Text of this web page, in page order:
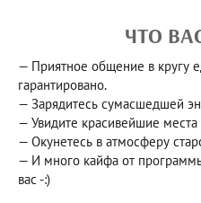
ЧТО
— Приятное общение в кругу
гарантировано.
— Зарядитесь сумасшедшей
— Увидите красивейшие
— Окунетесь в атмосферу
— И много кайфа от
вас -:)